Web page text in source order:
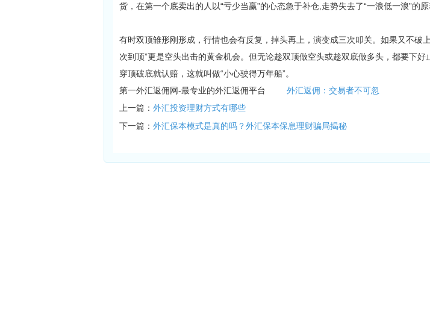
货，在第一个底卖出的人以“亏少当赢”的心态急于补仓,走势失去了“一浪低一浪”的
有时双顶雏形刚形成，行情也会有反复，掉头再上，演变成三次叩关。如果又不破
次到顶”更是空头出击的黄金机会。但无论趁双顶做空头或趁双底做多头，都要下好
穿顶破底就认赔，这就叫做“小心驶得万年船”。
第一外汇返佣网-最专业的外汇返佣平台
外汇返佣：交易者不可忽
上一篇： 外汇投资理财方式有哪些
下一篇： 外汇保本模式是真的吗？外汇保本保息理财骗局揭秘